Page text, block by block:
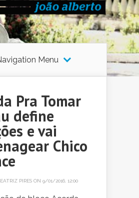
Menu
Pra Tomar
define
e vai
Chico
PIRES ON 9/01/2016, 12:00